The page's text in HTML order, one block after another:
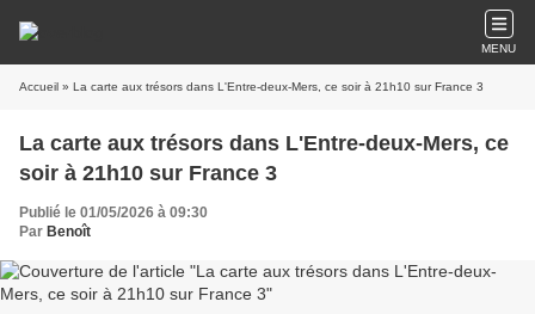
MENU
Accueil » La carte aux trésors dans L'Entre-deux-Mers, ce soir à 21h10 sur France 3
La carte aux trésors dans L'Entre-deux-Mers, ce
soir à 21h10 sur France 3
Publié le 01/05/2026 à 09:30
Par Benoît